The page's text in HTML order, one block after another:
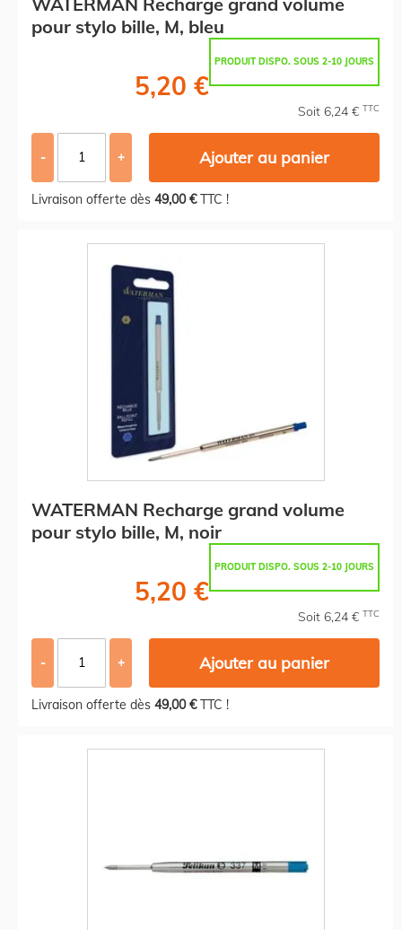
pour stylo bille, M, bleu
PRODUIT DISPO. SOUS 2-10 JOURS
5,20 €
Soit 6,24 € TTC
- + Ajouter au panier
Livraison offerte dès 49,00 €TTC !
WATERMAN Recharge grand volume
pour stylo bille, M, noir
PRODUIT DISPO. SOUS 2-10 JOURS
5,20 €
Soit 6,24 € TTC
- + Ajouter au panier
Livraison offerte dès 49,00 €TTC !